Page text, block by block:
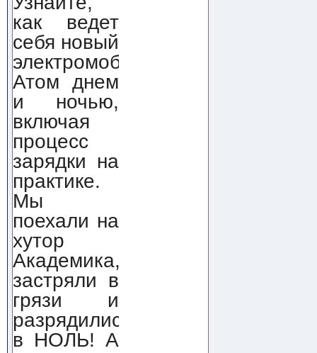
как ведет
себя новый
электромобиль
Атом днем
и ночью,
включая
процесс
зарядки на
практике.
Мы
поехали на
хутор
Академика,
застряли в
грязи и
разрядились
в НОЛЬ! А